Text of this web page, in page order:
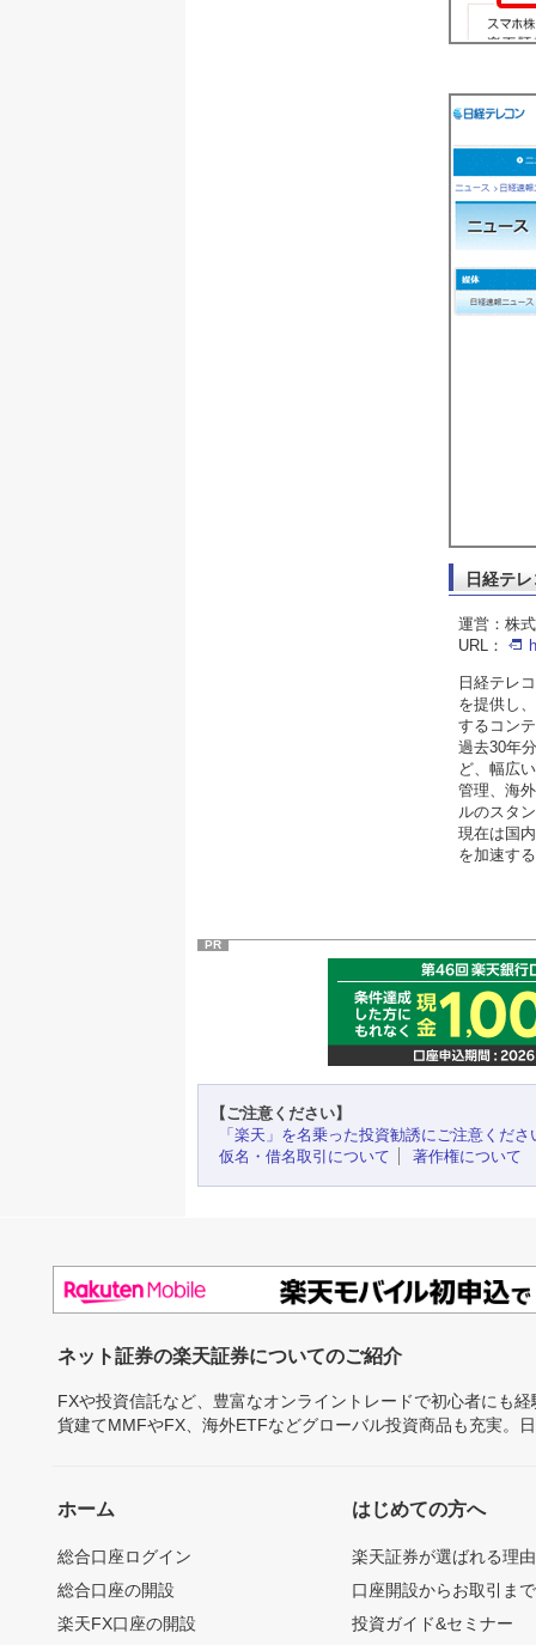
日経テ
運営：株
URL：
日経テレ
を提供し
するコン
過去30年
ど、幅広
管理、海
ルのスタ
現在は国
を加速す
PR
【ご注意ください】
「楽天」を名乗った投資勧誘にご注意くださ
仮名・借名取引について
著作権について
ネット証券の楽天証券についてのご紹介
FXや投資信託など、豊富なオンライントレードで初心者にも
貨建てMMFやFX、海外ETFなどグローバル投資商品も充実。
ホーム
総合口座ログイン
総合口座の開設
楽天FX口座の開設
はじめての方へ
楽天証券が選ばれる理由
口座開設からお取引ま
投資ガイド&セミナー